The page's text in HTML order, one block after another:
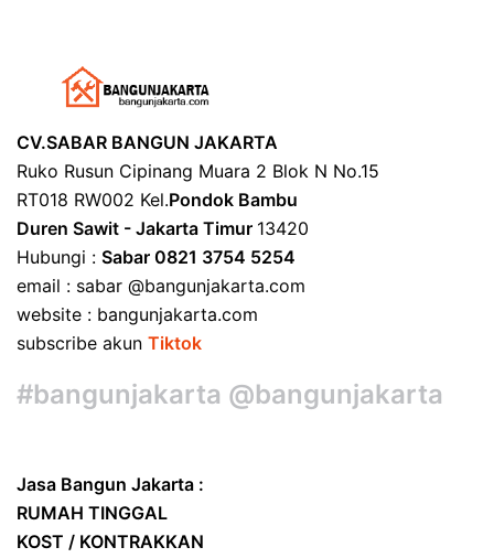
CV.SABAR BANGUN JAKARTA
Ruko Rusun Cipinang Muara 2 Blok N No.15
RT018 RW002 Kel.Pondok Bambu
Duren Sawit - Jakarta Timur 13420
Hubungi : Sabar 0821 3754 5254
email : sabar @bangunjakarta.com
website : bangunjakarta.com
subscribe akun Tiktok
#bangunjakarta @bangunjakarta
Jasa Bangun Jakarta :
RUMAH TINGGAL
KOST / KONTRAKKAN